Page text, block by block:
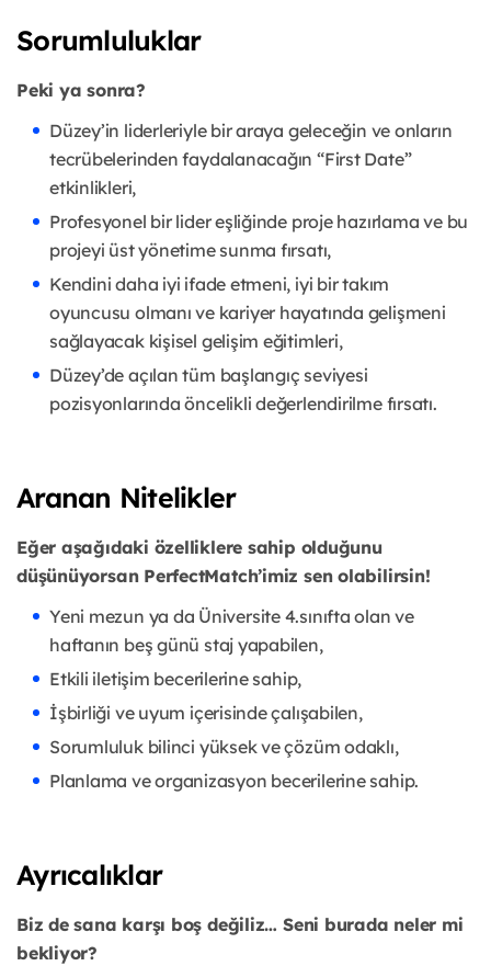
Sorumluluklar
Peki ya sonra?
Düzey’in liderleriyle bir araya geleceğin ve onların
tecrübelerinden faydalanacağın “First Date”
etkinlikleri,
Profesyonel bir lider eşliğinde proje hazırlama ve bu
projeyi üst yönetime sunma fırsatı,
Kendini daha iyi ifade etmeni, iyi bir takım
oyuncusu olmanı ve kariyer hayatında gelişmeni
sağlayacak kişisel gelişim eğitimleri,
Düzey’de açılan tüm başlangıç seviyesi
pozisyonlarında öncelikli değerlendirilme fırsatı.
Aranan Nitelikler
Eğer aşağıdaki özelliklere sahip olduğunu
düşünüyorsan PerfectMatch’imiz sen olabilirsin!
Yeni mezun ya da Üniversite 4.sınıfta olan ve
haftanın beş günü staj yapabilen,
Etkili iletişim becerilerine sahip,
İşbirliği ve uyum içerisinde çalışabilen,
Sorumluluk bilinci yüksek ve çözüm odaklı,
Planlama ve organizasyon becerilerine sahip.
Ayrıcalıklar
Biz de sana karşı boş değiliz… Seni burada neler mi
bekliyor?